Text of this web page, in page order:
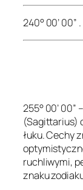
240° 00’ 00” .
255° 00’ 00” –
(Sagittarius)
łuku. Cechy
ruchliwymi,
znaku